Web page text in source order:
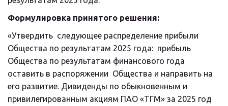
Формулировка принятого решения:
«Утвердить  следующее распределение прибыли
Общества по результатам 2025 года:  прибыль
Общества по результатам финансового года
оставить в распоряжении  Общества и направить на
его развитие. Дивиденды по обыкновенным и
привилегированным акциям ПАО «ТГМ» за 2025 год